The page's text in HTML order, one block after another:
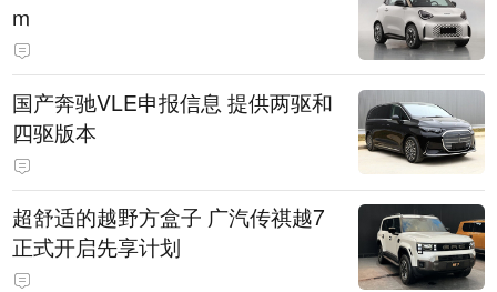
m
国产奔驰VLE申报信息 提供两驱和
四驱版本
超舒适的越野方盒子 广汽传祺越7
正式开启先享计划